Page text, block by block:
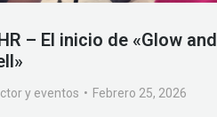
– El inicio de «Glow and
y eventos Febrero 25, 2026